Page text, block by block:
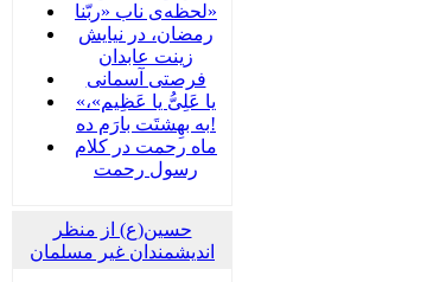
لحظه‌ی ناب «ربّنا»
رمضان، در نیایش
زینت عابدان
فرصتی آسمانی
«یا عَلِیُّ یا عَظِیم»،
به بهِشتَت بارَم ده!
ماه رحمت در کلام
رسول رحمت
حسین(ع) از منظر
اندیشمندان غیر مسلمان